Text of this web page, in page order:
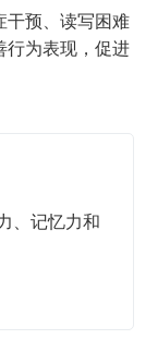
干预、读写困难
行为表现，促进
、记忆力和